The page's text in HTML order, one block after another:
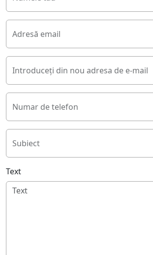
Adresă email
Introduceți din nou adresa de e-mail
Numar de telefon
Subiect
Text